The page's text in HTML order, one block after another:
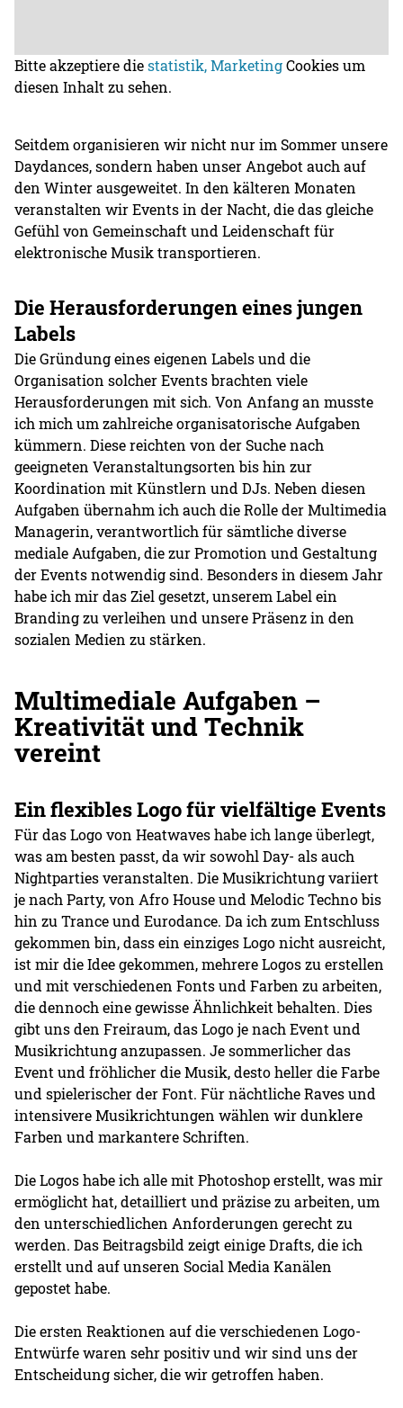
Bitte akzeptiere diestatistik, MarketingCookies um
diesen Inhalt zu sehen.
Seitdem organisieren wir nicht nur im Sommer unsere
Daydances, sondern haben unser Angebot auch auf
den Winter ausgeweitet. In den kälteren Monaten
veranstalten wir Events in der Nacht, die das gleiche
Gefühl von Gemeinschaft und Leidenschaft für
elektronische Musik transportieren.
Die Herausforderungen eines jungen
Labels
Die Gründung eines eigenen Labels und die
Organisation solcher Events brachten viele
Herausforderungen mit sich. Von Anfang an musste
ich mich um zahlreiche organisatorische Aufgaben
kümmern. Diese reichten von der Suche nach
geeigneten Veranstaltungsorten bis hin zur
Koordination mit Künstlern und DJs. Neben diesen
Aufgaben übernahm ich auch die Rolle der Multimedia
Managerin, verantwortlich für sämtliche diverse
mediale Aufgaben, die zur Promotion und Gestaltung
der Events notwendig sind. Besonders in diesem Jahr
habe ich mir das Ziel gesetzt, unserem Label ein
Branding zu verleihen und unsere Präsenz in den
sozialen Medien zu stärken.
Multimediale Aufgaben –
Kreativität und Technik
vereint
Ein flexibles Logo für vielfältige Events
Für das Logo von Heatwaves habe ich lange überlegt,
was am besten passt, da wir sowohl Day- als auch
Nightparties veranstalten. Die Musikrichtung variiert
je nach Party, von Afro House und Melodic Techno bis
hin zu Trance und Eurodance. Da ich zum Entschluss
gekommen bin, dass ein einziges Logo nicht ausreicht,
ist mir die Idee gekommen, mehrere Logos zu erstellen
und mit verschiedenen Fonts und Farben zu arbeiten,
die dennoch eine gewisse Ähnlichkeit behalten. Dies
gibt uns den Freiraum, das Logo je nach Event und
Musikrichtung anzupassen. Je sommerlicher das
Event und fröhlicher die Musik, desto heller die Farbe
und spielerischer der Font. Für nächtliche Raves und
intensivere Musikrichtungen wählen wir dunklere
Farben und markantere Schriften.
Die Logos habe ich alle mit Photoshop erstellt, was mir
ermöglicht hat, detailliert und präzise zu arbeiten, um
den unterschiedlichen Anforderungen gerecht zu
werden. Das Beitragsbild zeigt einige Drafts, die ich
erstellt und auf unseren Social Media Kanälen
gepostet habe.
Die ersten Reaktionen auf die verschiedenen Logo-
Entwürfe waren sehr positiv und wir sind uns der
Entscheidung sicher, die wir getroffen haben.